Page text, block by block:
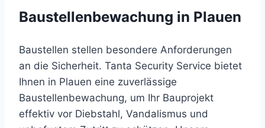
Baustellenbewachung in Plauen
Baustellen stellen besondere Anforderungen
an die Sicherheit. Tanta Security Service bietet
Ihnen in Plauen eine zuverlässige
Baustellenbewachung, um Ihr Bauprojekt
effektiv vor Diebstahl, Vandalismus und